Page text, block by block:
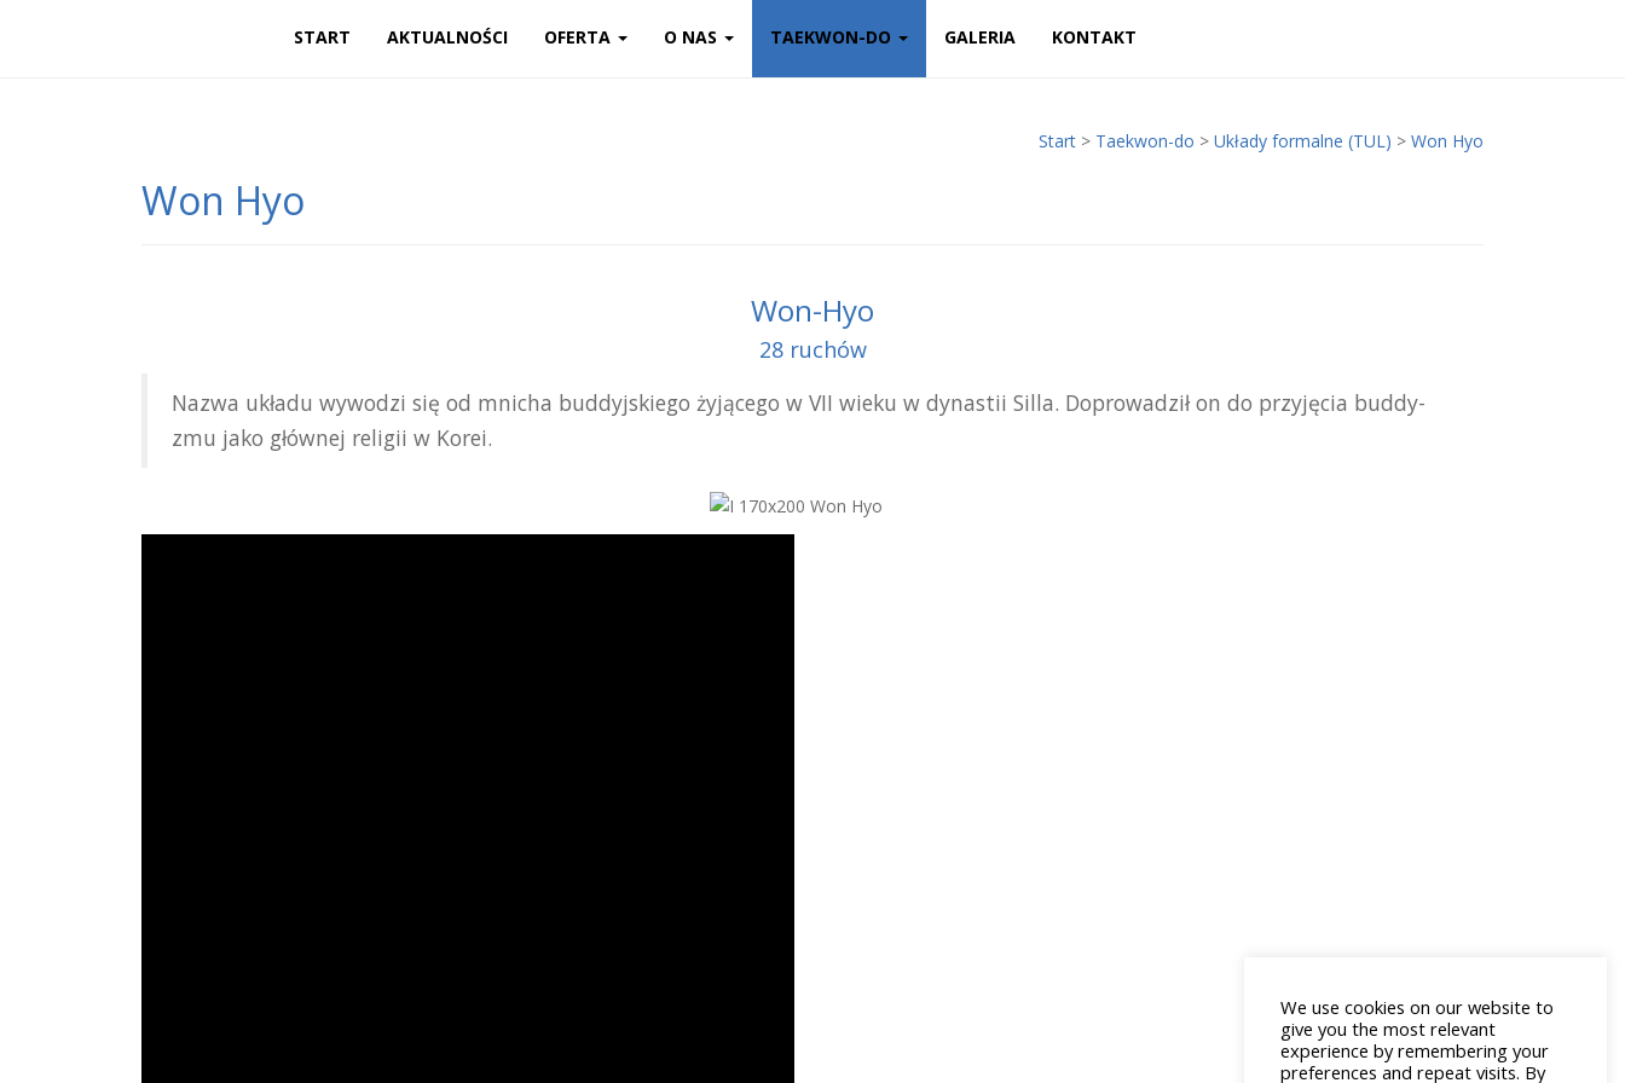
START AKTUALNOŚCI OFERTA O NAS TAEKWON-DO GALERIA KONTAKT
Start > Taekwon-do > Układy formalne (TUL) > Won Hyo
Won Hyo
Won-Hyo
28 ruchów
Nazwa układu wywo­dzi się od mni­cha bud­dyj­skiego żyją­cego w VII wieku w dyna­stii Silla. Dopro­wa­dził on do przy­ję­cia bud­dy­
zmu jako głów­nej reli­gii w Korei.
We use cookies on our website to
give you the most relevant
experience by remembering your
preferences and repeat visits. By